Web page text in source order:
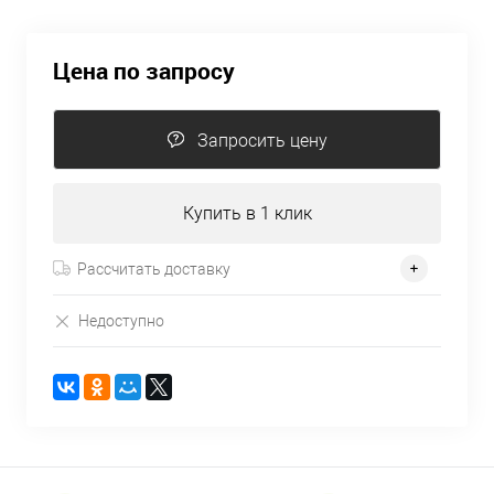
Цена по запросу
Запросить цену
Купить в 1 клик
Рассчитать доставку
Недоступно